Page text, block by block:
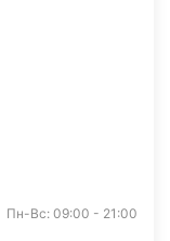
Пн-Вс: 09:00 - 21:00